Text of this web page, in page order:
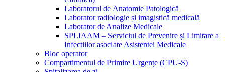
Laboratorul de Anatomie Patologică
Laborator radiologie și imagistică medicală
Laborator de Analize Medicale
SPLIAAM – Serviciul de Prevenire și Limitare a
Infectiilor asociate Asistentei Medicale
Bloc operator
Compartimentul de Primire Urgențe (CPU-S)